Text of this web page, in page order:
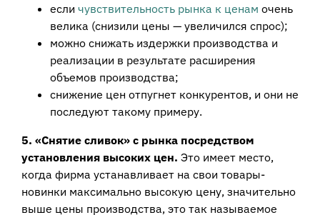
если чувствительность рынка к ценам очень
велика (снизили цены — увеличился спрос);
можно снижать издержки производства и
реализации в результате расширения
объемов производства;
снижение цен отпугнет конкурентов, и они не
последуют такому примеру.
5. «Снятие сливок» с рынка посредством
установления высоких цен. Это имеет место,
когда фирма устанавливает на свои товары-
новинки максимально высокую цену, значительно
выше цены производства, это так называемое